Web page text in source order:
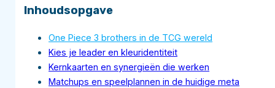
Inhoudsopgave
One Piece 3 brothers in de TCG wereld
Kies je leader en kleuridentiteit
Kernkaarten en synergieën die werken
Matchups en speelplannen in de huidige meta